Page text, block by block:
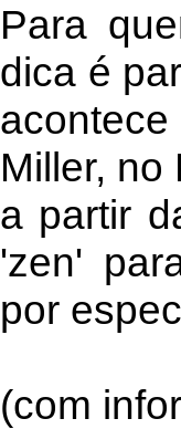
Para
dica é
Miller,
a partir
'zen'
por
(com